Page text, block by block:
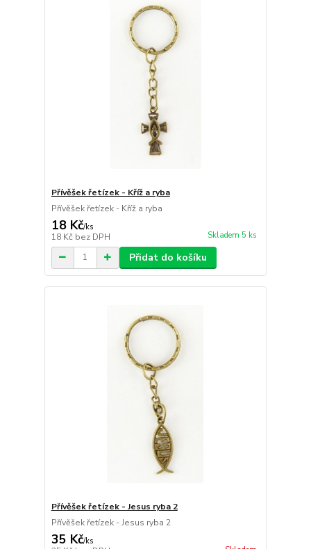
Přívěšek řetízek - Kříž a ryba
Přívěšek řetízek - Kříž a ryba
18 Kč/ks
18 Kč bez DPH Skladem 5 ks
Přidat do košíku
Přívěšek řetízek - Jesus ryba 2
Přívěšek řetízek - Jesus ryba 2
35 Kč/ks